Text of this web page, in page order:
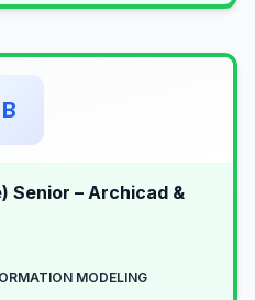
B
Senior – Archicad &
MODELING